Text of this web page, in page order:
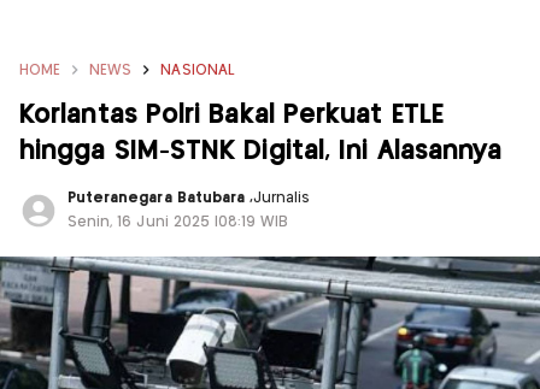
HOME NEWS NASIONAL
Korlantas Polri Bakal Perkuat ETLE
hingga SIM-STNK Digital, Ini Alasannya
Puteranegara Batubara,Jurnalis
Senin, 16 Juni 2025 |08:19 WIB